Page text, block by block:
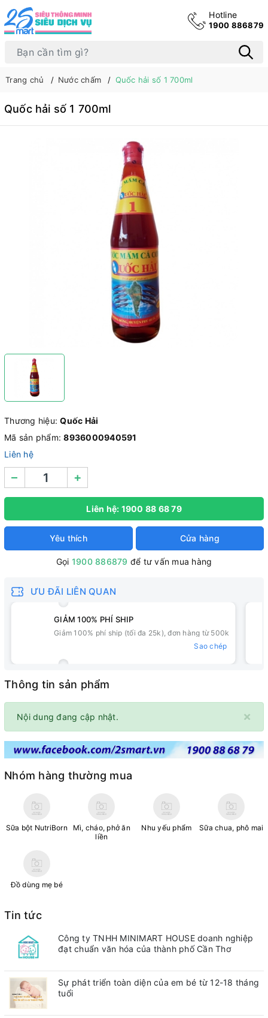
Hotline
1900 886879
Trang chủ Nước chấm Quốc hải số 1 700ml
Quốc hải số 1 700ml
Thương hiệu:Quốc Hải
Mã sản phẩm:8936000940591
Liên hệ
– +
Liên hệ: 1900 88 68 79
Yêu thích Cửa hàng
Gọi 1900 886879 để tư vấn mua hàng
ƯU ĐÃI LIÊN QUAN
GIẢM 100% PHÍ SHIP
Giảm 100% phí ship (tối đa 25k), đơn hàng từ 500k
Sao chép
Thông tin sản phẩm
×
Nội dung đang cập nhật.
Nhóm hàng thường mua
Sữa bột NutriBorn
Mì, cháo, phở ăn
liền
Nhu yếu phẩm Sữa chua, phô mai
Đồ dùng mẹ bé
Tin tức
Công ty TNHH MINIMART HOUSE doanh nghiệp
đạt chuẩn văn hóa của thành phố Cần Thơ
Sự phát triển toàn diện của em bé từ 12-18 tháng
tuổi